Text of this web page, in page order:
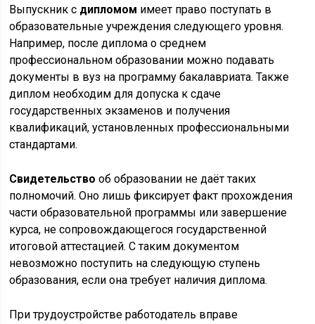
Выпускник с дипломом имеет право поступать в
образовательные учреждения следующего уровня.
Например, после диплома о среднем
профессиональном образовании можно подавать
документы в вуз на программу бакалавриата. Также
диплом необходим для допуска к сдаче
государственных экзаменов и получения
квалификаций, установленных профессиональными
стандартами.
Свидетельство об образовании не даёт таких
полномочий. Оно лишь фиксирует факт прохождения
части образовательной программы или завершение
курса, не сопровождающегося государственной
итоговой аттестацией. С таким документом
невозможно поступить на следующую ступень
образования, если она требует наличия диплома.
При трудоустройстве работодатель вправе